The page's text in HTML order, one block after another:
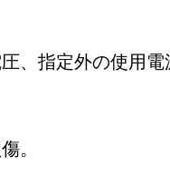
、指定外の使用
。